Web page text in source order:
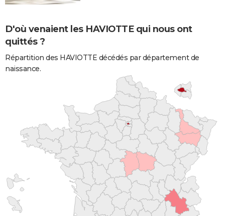
D'où venaient les HAVIOTTE qui nous ont
quittés ?
Répartition des HAVIOTTE décédés par département de
naissance.